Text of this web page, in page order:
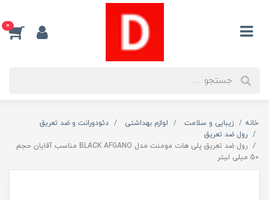
0
خانه زیبایی و سلامت لوازم بهداشتی
دئودورانت و ضد تعریق
رول ضد تعریق
رول ضد تعریق پلی هات مومنت مدل BLACK AFGANO مناسب آقایان حجم
50 میلی لیتر